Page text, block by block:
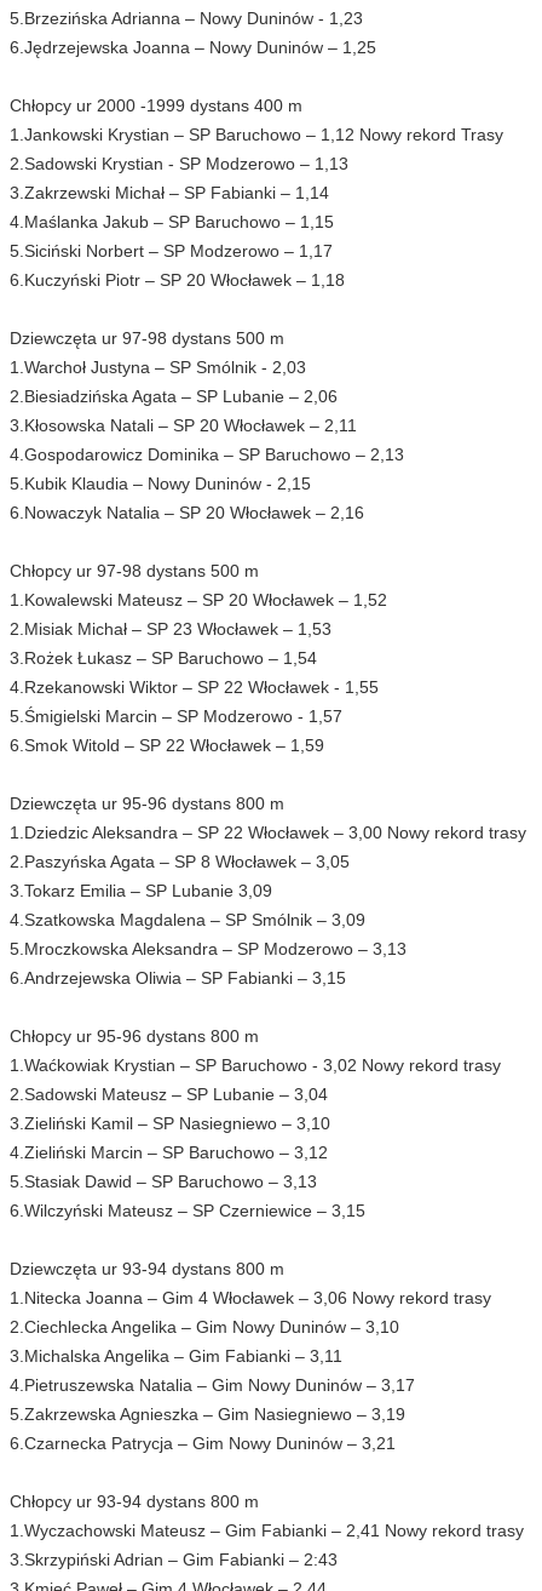
5.Brzezińska Adrianna – Nowy Duninów - 1,23
6.Jędrzejewska Joanna – Nowy Duninów – 1,25
Chłopcy ur 2000 -1999 dystans 400 m
1.Jankowski Krystian – SP Baruchowo – 1,12 Nowy rekord Trasy
2.Sadowski Krystian - SP Modzerowo – 1,13
3.Zakrzewski Michał – SP Fabianki – 1,14
4.Maślanka Jakub – SP Baruchowo – 1,15
5.Siciński Norbert – SP Modzerowo – 1,17
6.Kuczyński Piotr – SP 20 Włocławek – 1,18
Dziewczęta ur 97-98 dystans 500 m
1.Warchoł Justyna – SP Smólnik - 2,03
2.Biesiadzińska Agata – SP Lubanie – 2,06
3.Kłosowska Natali – SP 20 Włocławek – 2,11
4.Gospodarowicz Dominika – SP Baruchowo – 2,13
5.Kubik Klaudia – Nowy Duninów - 2,15
6.Nowaczyk Natalia – SP 20 Włocławek – 2,16
Chłopcy ur 97-98 dystans 500 m
1.Kowalewski Mateusz – SP 20 Włocławek – 1,52
2.Misiak Michał – SP 23 Włocławek – 1,53
3.Rożek Łukasz – SP Baruchowo – 1,54
4.Rzekanowski Wiktor – SP 22 Włocławek - 1,55
5.Śmigielski Marcin – SP Modzerowo - 1,57
6.Smok Witold – SP 22 Włocławek – 1,59
Dziewczęta ur 95-96 dystans 800 m
1.Dziedzic Aleksandra – SP 22 Włocławek – 3,00 Nowy rekord trasy
2.Paszyńska Agata – SP 8 Włocławek – 3,05
3.Tokarz Emilia – SP Lubanie 3,09
4.Szatkowska Magdalena – SP Smólnik – 3,09
5.Mroczkowska Aleksandra – SP Modzerowo – 3,13
6.Andrzejewska Oliwia – SP Fabianki – 3,15
Chłopcy ur 95-96 dystans 800 m
1.Waćkowiak Krystian – SP Baruchowo - 3,02 Nowy rekord trasy
2.Sadowski Mateusz – SP Lubanie – 3,04
3.Zieliński Kamil – SP Nasiegniewo – 3,10
4.Zieliński Marcin – SP Baruchowo – 3,12
5.Stasiak Dawid – SP Baruchowo – 3,13
6.Wilczyński Mateusz – SP Czerniewice – 3,15
Dziewczęta ur 93-94 dystans 800 m
1.Nitecka Joanna – Gim 4 Włocławek – 3,06 Nowy rekord trasy
2.Ciechlecka Angelika – Gim Nowy Duninów – 3,10
3.Michalska Angelika – Gim Fabianki – 3,11
4.Pietruszewska Natalia – Gim Nowy Duninów – 3,17
5.Zakrzewska Agnieszka – Gim Nasiegniewo – 3,19
6.Czarnecka Patrycja – Gim Nowy Duninów – 3,21
Chłopcy ur 93-94 dystans 800 m
1.Wyczachowski Mateusz – Gim Fabianki – 2,41 Nowy rekord trasy
3.Skrzypiński Adrian – Gim Fabianki – 2:43